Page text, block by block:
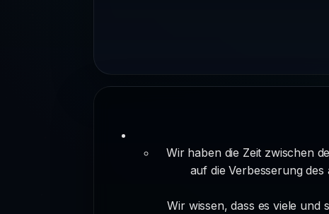
Wir haben die Zeit zwischen
auf die Verbesserung
Wir wissen, dass es viele und